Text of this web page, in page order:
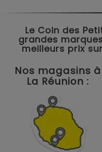
Le Coin des
grandes
meilleurs prix
Nos magasins à
La Réunion :